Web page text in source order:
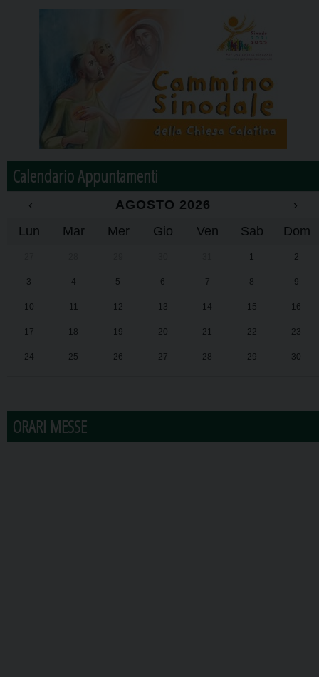
Calendario Appuntamenti
‹ AGOSTO 2026
›
Lun
Mar Mer Gio Ven Sab Dom
1 2
3 4 5 6 7 8 9
10 11 12 13 14 15 16
17 18 19 20 21 22 23
24 25 26 27 28 29 30
ORARI MESSE